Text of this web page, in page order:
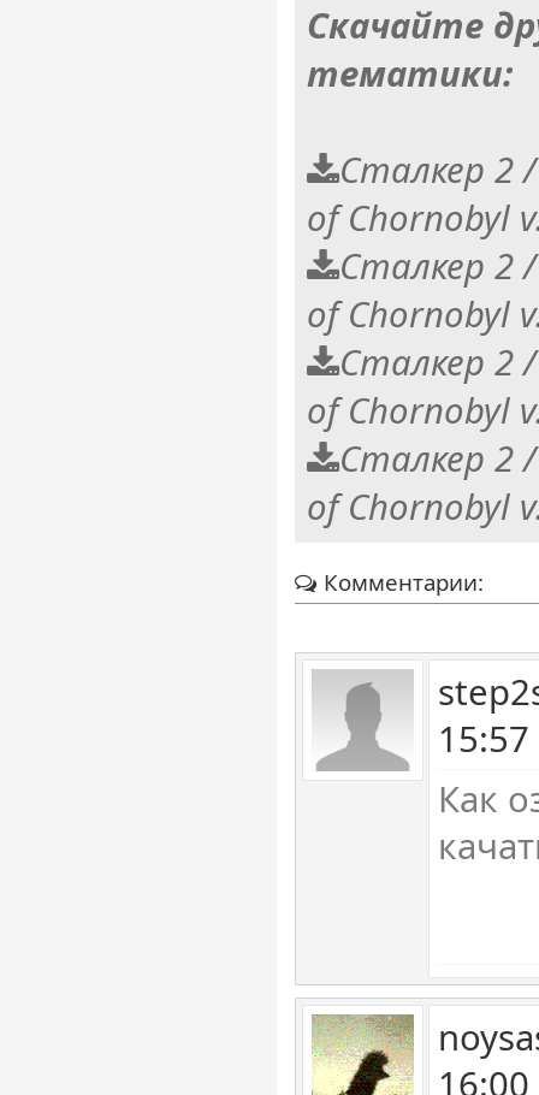
Скачайте
тематики:
Сталкер 2 /
of Chornobyl
Сталкер 2 /
of Chornobyl
Сталкер 2 /
of Chornobyl
Сталкер 2 /
of Chornobyl
Комментарии:
Как